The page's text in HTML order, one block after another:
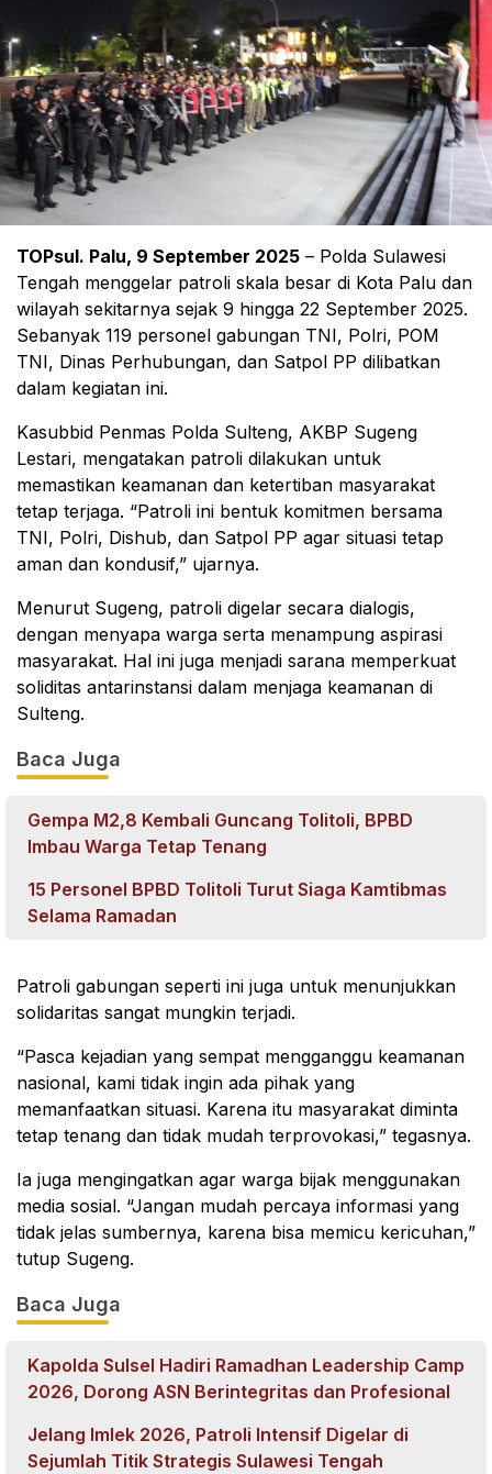
TOPsul. Palu, 9 September 2025 – Polda Sulawesi
Tengah menggelar patroli skala besar di Kota Palu dan
wilayah sekitarnya sejak 9 hingga 22 September 2025.
Sebanyak 119 personel gabungan TNI, Polri, POM
TNI, Dinas Perhubungan, dan Satpol PP dilibatkan
dalam kegiatan ini.
Kasubbid Penmas Polda Sulteng, AKBP Sugeng
Lestari, mengatakan patroli dilakukan untuk
memastikan keamanan dan ketertiban masyarakat
tetap terjaga. “Patroli ini bentuk komitmen bersama
TNI, Polri, Dishub, dan Satpol PP agar situasi tetap
aman dan kondusif,” ujarnya.
Menurut Sugeng, patroli digelar secara dialogis,
dengan menyapa warga serta menampung aspirasi
masyarakat. Hal ini juga menjadi sarana memperkuat
soliditas antarinstansi dalam menjaga keamanan di
Sulteng.
Baca Juga
Gempa M2,8 Kembali Guncang Tolitoli, BPBD
Imbau Warga Tetap Tenang
15 Personel BPBD Tolitoli Turut Siaga Kamtibmas
Selama Ramadan
Patroli gabungan seperti ini juga untuk menunjukkan
solidaritas sangat mungkin terjadi.
“Pasca kejadian yang sempat mengganggu keamanan
nasional, kami tidak ingin ada pihak yang
memanfaatkan situasi. Karena itu masyarakat diminta
tetap tenang dan tidak mudah terprovokasi,” tegasnya.
Ia juga mengingatkan agar warga bijak menggunakan
media sosial. “Jangan mudah percaya informasi yang
tidak jelas sumbernya, karena bisa memicu kericuhan,”
tutup Sugeng.
Baca Juga
Kapolda Sulsel Hadiri Ramadhan Leadership Camp
2026, Dorong ASN Berintegritas dan Profesional
Jelang Imlek 2026, Patroli Intensif Digelar di
Sejumlah Titik Strategis Sulawesi Tengah